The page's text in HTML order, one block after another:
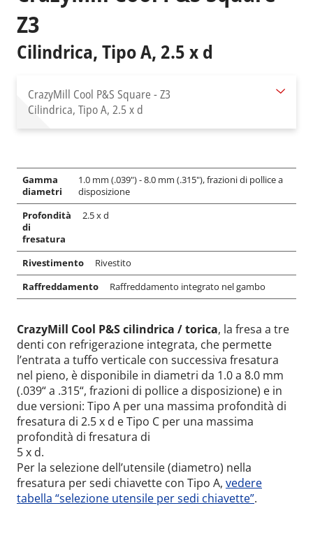
Z3
Cilindrica, Tipo A, 2.5 x d
CrazyMill Cool P&S Square - Z3
Cilindrica, Tipo A, 2.5 x d
Gamma
diametri
1.0 mm (.039") - 8.0 mm (.315"), frazioni di pollice a
disposizione
Profondità
di
fresatura
2.5 x d
Rivestimento
Rivestito
Raffreddamento
Raffreddamento integrato nel gambo
CrazyMill Cool P&S cilindrica / torica, la fresa a tre
denti con refrigerazione integrata, che permette
l’entrata a tuffo verticale con successiva fresatura
nel pieno, è disponibile in diametri da 1.0 a 8.0 mm
(.039“ a .315“, frazioni di pollice a disposizione) e in
due versioni: Tipo A per una massima profondità di
fresatura di 2.5 x d e Tipo C per una massima
profondità di fresatura di
5 x d.
Per la selezione dell’utensile (diametro) nella
fresatura per sedi chiavette con Tipo A, vedere
tabella “selezione utensile per sedi chiavette”.